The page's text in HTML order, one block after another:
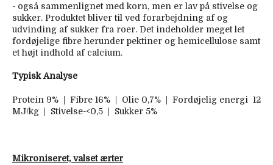
- også sammenlignet med korn, men er lav på stivelse og
sukker. Produktet bliver til ved forarbejdning af og
udvinding af sukker fra roer. Det indeholder meget let
fordøjelige fibre herunder pektiner og hemicellulose samt
et højt indhold af calcium.
Typisk Analyse
Protein 9% | Fibre 16% | Olie 0,7% | Fordøjelig energi 12
MJ/kg | Stivelse-<0,5 | Sukker 5%
Mikroniseret, valset ærter